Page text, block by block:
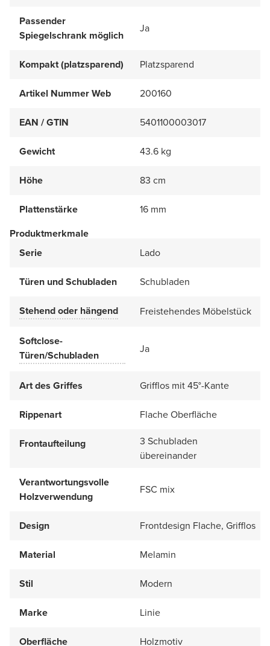
Passender
Spiegelschrank möglich
Ja
Kompakt (platzsparend) Platzsparend
Artikel Nummer Web 200160
EAN / GTIN 5401100003017
Gewicht 43.6 kg
Höhe 83 cm
Plattenstärke
16 mm
Produktmerkmale
Serie
Lado
Türen und Schubladen Schubladen
Stehend oder hängend Freistehendes Möbelstück
Softclose-
Türen/Schubladen
Ja
Art des Griffes Grifflos mit 45°-Kante
Rippenart Flache Oberfläche
Frontaufteilung
3 Schubladen
übereinander
Verantwortungsvolle
Holzverwendung
FSC mix
Design Frontdesign Flache, Grifflos
Material Melamin
Stil Modern
Marke Linie
Oberfläche Holzmotiv